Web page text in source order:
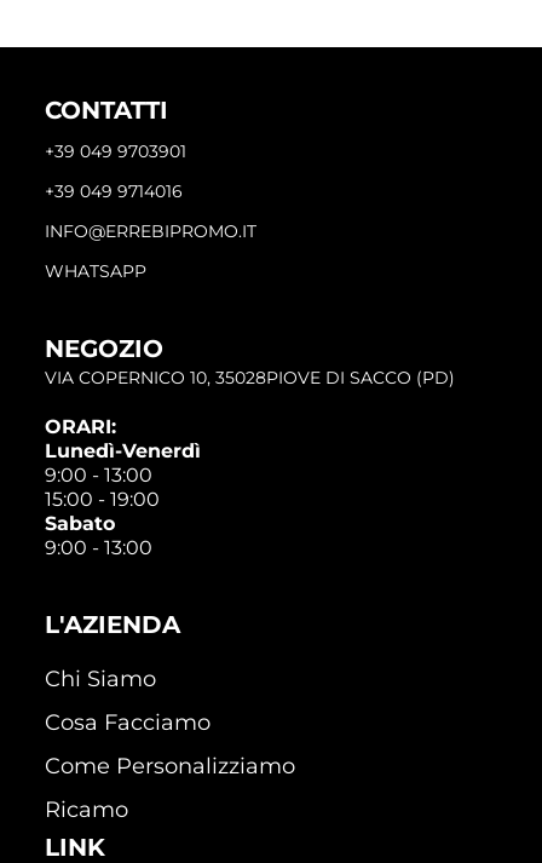
CONTATTI
+39 049 9703901
+39 049 9714016
INFO@ERREBIPROMO.IT
WHATSAPP
NEGOZIO
VIA COPERNICO 10, 35028PIOVE DI SACCO (PD)
ORARI:
Lunedì-Venerdì
9:00 - 13:00
15:00 - 19:00
Sabato
9:00 - 13:00
L'AZIENDA
Chi Siamo
Cosa Facciamo
Come Personalizziamo
Ricamo
LINK